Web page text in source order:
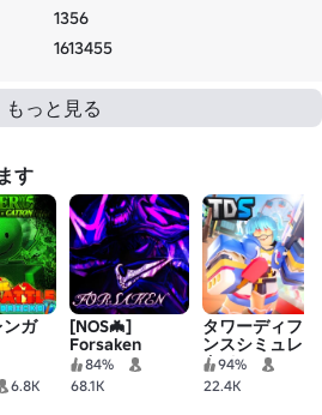
1356
1613455
もっと見る
す
ガ
6.8K
[NOS🦇]
Forsaken
84%
68.1K
タワーディフェ
ンスシミュレー
タ（Tower
Defense
Simulator）
94%
22.4K